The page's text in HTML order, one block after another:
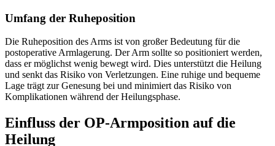
Umfang der Ruheposition
Die Ruheposition des Arms ist von großer Bedeutung für die
postoperative Armlagerung. Der Arm sollte so positioniert werden,
dass er möglichst wenig bewegt wird. Dies unterstützt die Heilung
und senkt das Risiko von Verletzungen. Eine ruhige und bequeme
Lage trägt zur Genesung bei und minimiert das Risiko von
Komplikationen während der Heilungsphase.
Einfluss der OP-Armposition auf die
Heilung